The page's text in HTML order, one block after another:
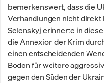
bemerkenswert, dass die
Verhandlungen nicht
Selenskyj erinnerte in
die Annexion der Krim
einen entscheidenden
Boden für weitere
gegen den Süden der